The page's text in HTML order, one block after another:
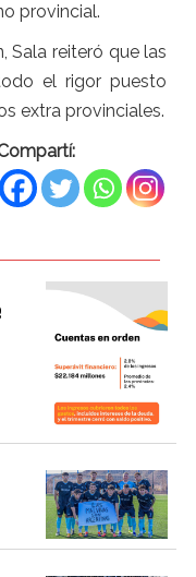
provincial.
Sala reiteró que las
el rigor puesto
extra provinciales.